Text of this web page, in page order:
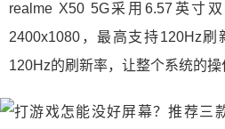
realme X50 5G采用6.57英寸
2400x1080，最高支持120Hz
120Hz的刷新率，让整个系统的操